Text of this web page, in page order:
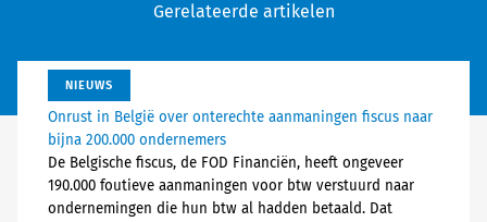
Gerelateerde artikelen
NIEUWS
Onrust in België over onterechte aanmaningen fiscus naar
bijna 200.000 ondernemers
De Belgische fiscus, de FOD Financiën, heeft ongeveer
190.000 foutieve aanmaningen voor btw verstuurd naar
ondernemingen die hun btw al hadden betaald. Dat